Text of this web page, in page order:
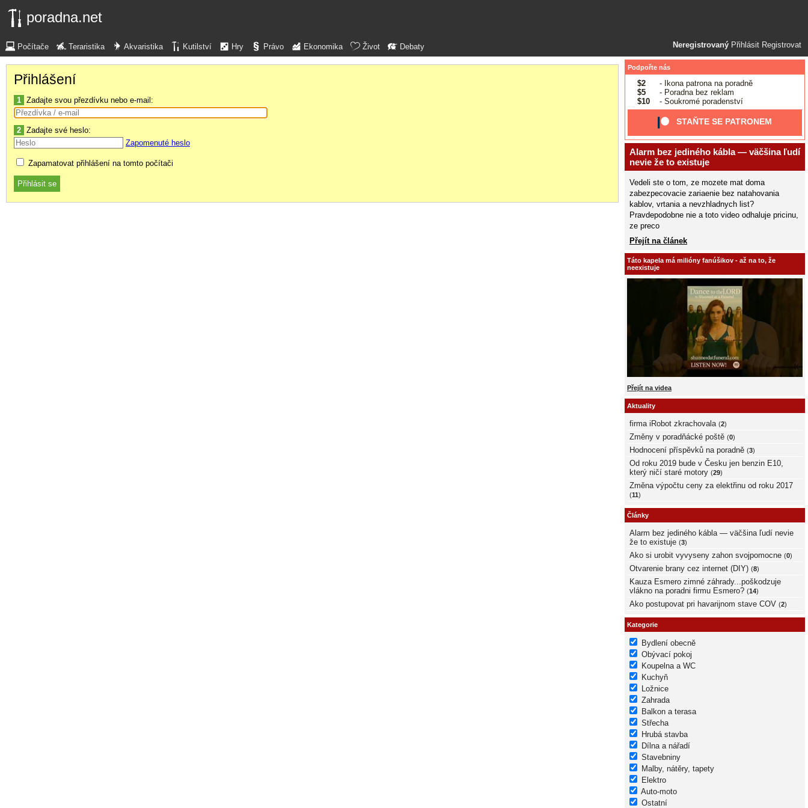
poradna.net
Neregistrovaný Přihlásit Registrovat
Počítače Teraristika Akvaristika Kutilství Hry Právo Ekonomika Život Debaty
Přihlášení
1 Zadajte svou přezdívku nebo e-mail:
2 Zadajte své heslo:
Zapomenuté heslo
Zapamatovat přihlášení na tomto počítači
Podpořte nás
$2
- Ikona patrona na poradně
$5
- Poradna bez reklam
$10
- Soukromé poradenství
STAŇTE SE PATRONEM
Alarm bez jediného kábla — väčšina ľudí
nevie že to existuje
Vedeli ste o tom, ze mozete mat doma
zabezpecovacie zariaenie bez natahovania
kablov, vrtania a nevzhladnych list?
Pravdepodobne nie a toto video odhaluje pricinu,
ze preco
Přejít na článek
Táto kapela má milióny fanúšikov - až na to, že
neexistuje
Přejít na videa
Aktuality
firma iRobot zkrachovala (2)
Změny v poradňácké poště (0)
Hodnocení příspěvků na poradně (3)
Od roku 2019 bude v Česku jen benzin E10,
který ničí staré motory (29)
Změna výpočtu ceny za elektřinu od roku 2017
(11)
Články
Alarm bez jediného kábla — väčšina ľudí nevie
že to existuje (3)
Ako si urobit vyvyseny zahon svojpomocne (0)
Otvarenie brany cez internet (DIY) (8)
Kauza Esmero zimné záhrady...poškodzuje
vlákno na poradni firmu Esmero? (14)
Ako postupovat pri havarijnom stave COV (2)
Kategorie
Bydlení obecně
Obývací pokoj
Koupelna a WC
Kuchyň
Ložnice
Zahrada
Balkon a terasa
Střecha
Hrubá stavba
Dílna a nářadí
Stavebniny
Malby, nátěry, tapety
Elektro
Auto-moto
Ostatní